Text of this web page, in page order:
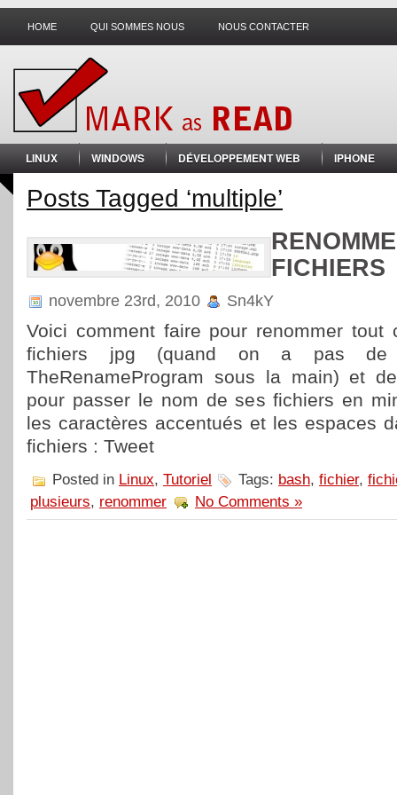
HOME QUI SOMMES NOUS NOUS CONTACTER
LINUX WINDOWS DÉVELOPPEMENT WEB IPHONE
Posts Tagged ‘multiple’
FICHIERS
novembre 23rd, 2010 Sn4kY
Voici comment faire pour renommer tout
fichiers jpg (quand on a pas de
TheRenameProgram sous la main) et
pour passer le nom de ses fichiers en
les caractères accentués et les espaces
fichiers : Tweet
Posted in Linux, Tutoriel Tags: bash, fichier,
plusieurs, renommer No Comments »